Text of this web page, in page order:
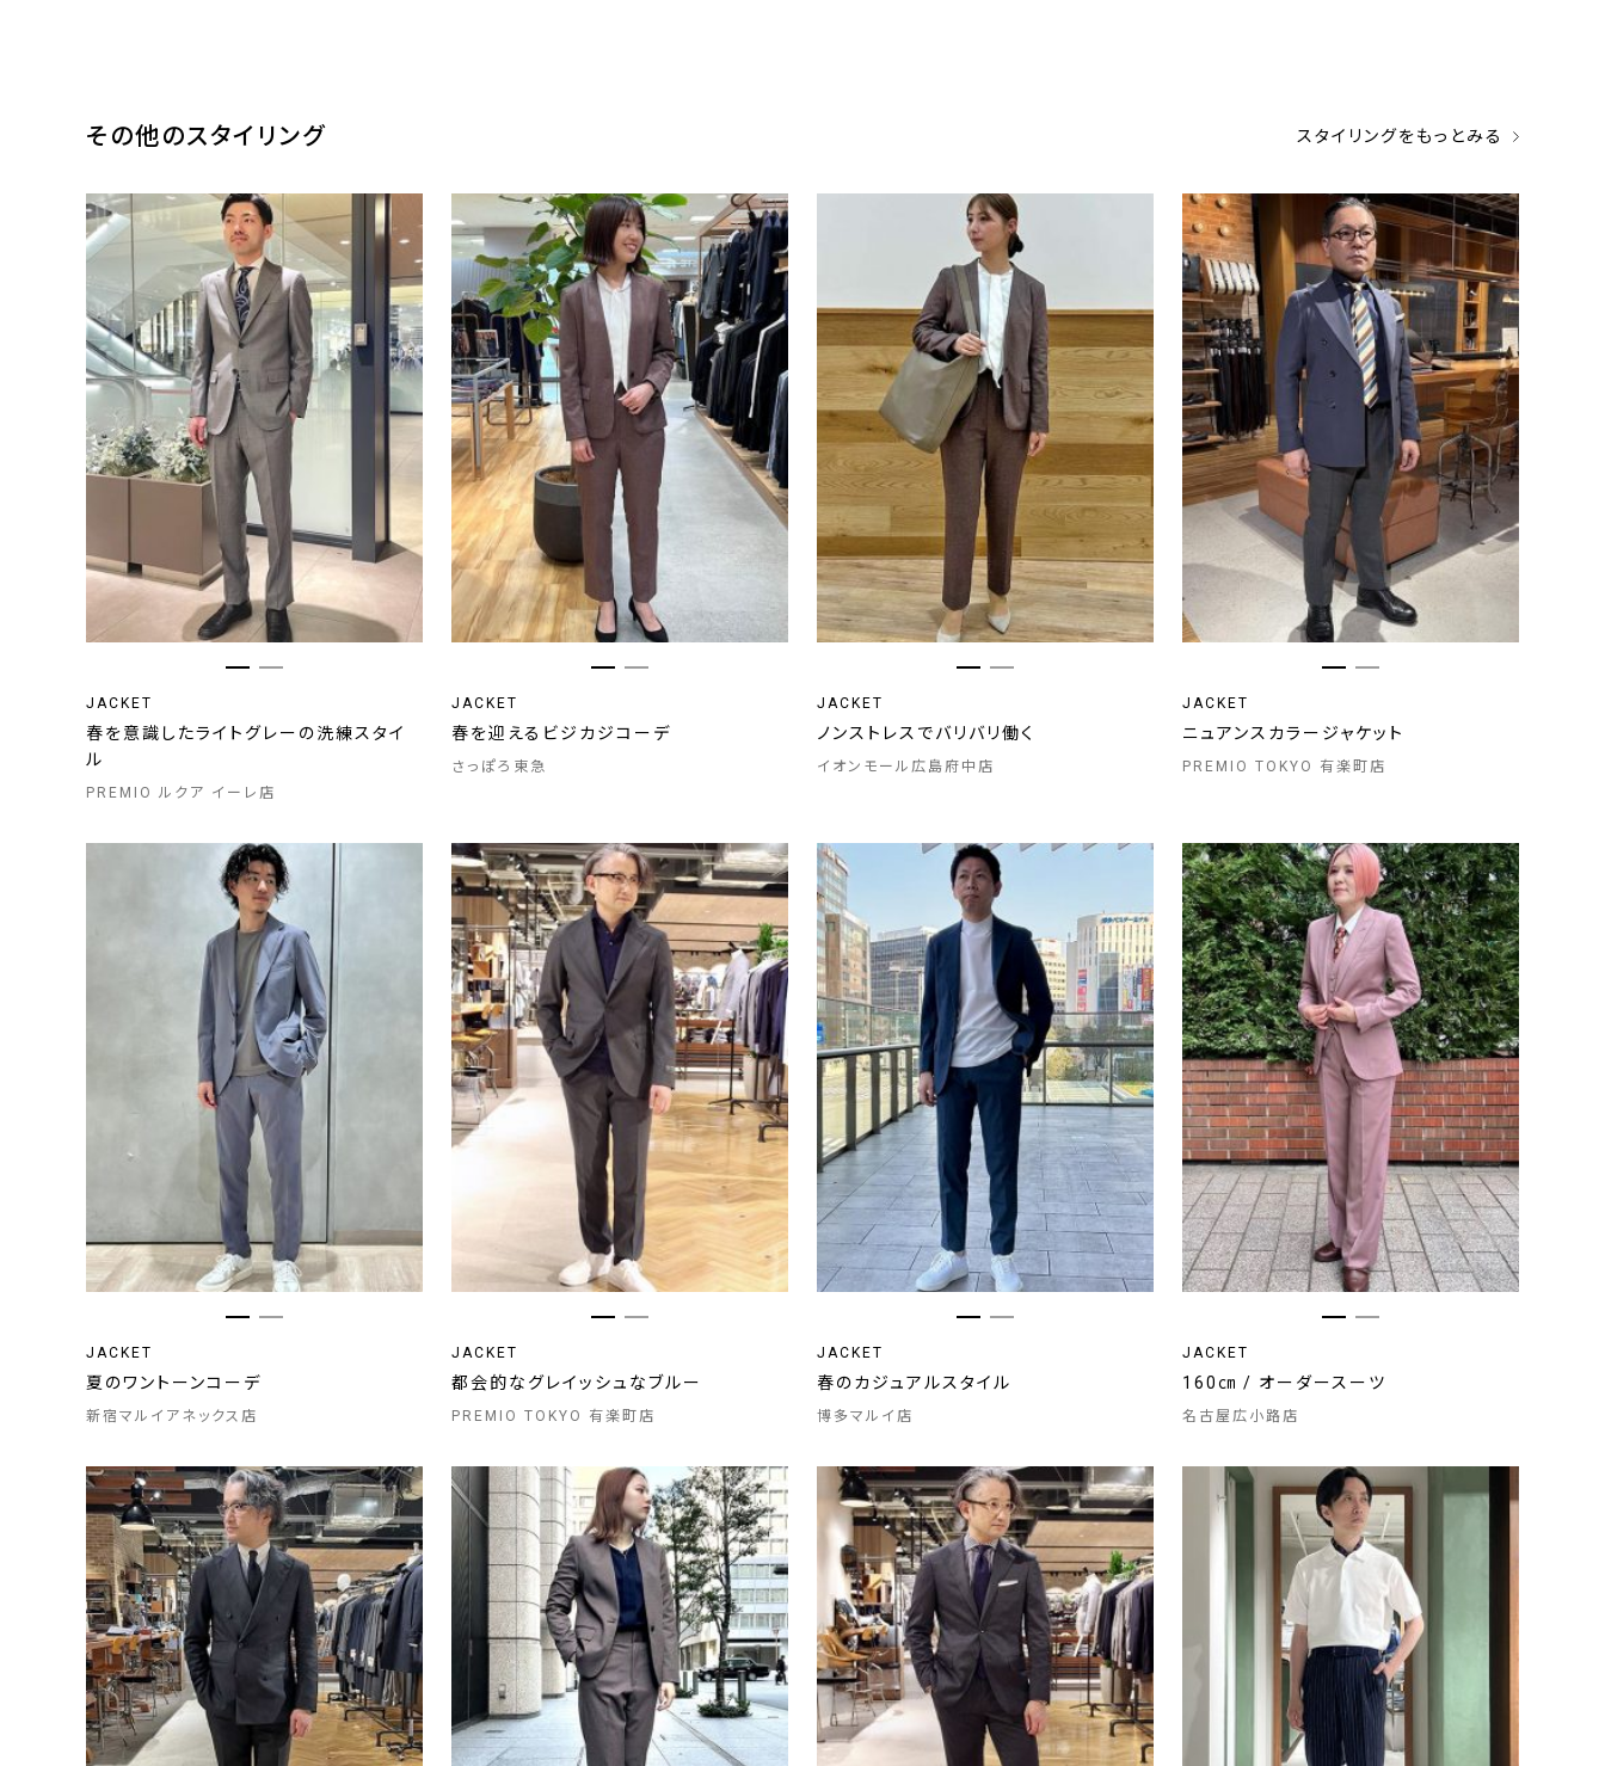
その他のスタイリング スタイリングをもっとみる
JACKET
春を意識したライトグレーの洗練スタイ
ル
PREMIO ルクア イーレ店
JACKET
春を迎えるビジカジコーデ
さっぽろ東急
JACKET
ノンストレスでバリバリ働く
イオンモール広島府中店
JACKET
ニュアンスカラージャケット
PREMIO TOKYO 有楽町店
JACKET
夏のワントーンコーデ
新宿マルイアネックス店
JACKET
都会的なグレイッシュなブルー
PREMIO TOKYO 有楽町店
JACKET
春のカジュアルスタイル
博多マルイ店
JACKET
160㎝ / オーダースーツ
名古屋広小路店